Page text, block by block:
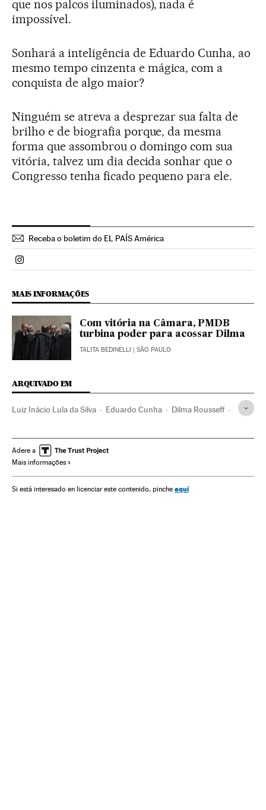
que nos palcos iluminados), nada é
impossível.
Sonhará a inteligência de Eduardo Cunha, ao
mesmo tempo cinzenta e mágica, com a
conquista de algo maior?
Ninguém se atreva a desprezar sua falta de
brilho e de biografia porque, da mesma
forma que assombrou o domingo com sua
vitória, talvez um dia decida sonhar que o
Congresso tenha ficado pequeno para ele.
Receba o boletim do EL PAÍS América
Politica El País Brasil en Instagram
MAIS INFORMAÇÕES
Com vitória na Câmara, PMDB
turbina poder para acossar Dilma
TALITA BEDINELLI | SÃO PAULO
ARQUIVADO EM
Luiz Inácio Lula da Silva Eduardo Cunha Dilma Rousseff
América do Sul América Latina
Governo
Administração pública Partido dos Trabalhadores
Adere a
Mais informações
Si está interesado en licenciar este contenido, pinche aquí